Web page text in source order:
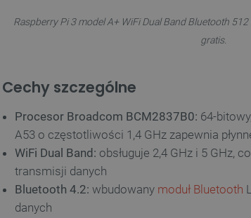
Raspberry Pi 3 model A+ WiFi Dual Band Bluetooth
gratis.
Cechy szczególne
Procesor Broadcom BCM2837B0: 64-
A53 o częstotliwości 1,4 GHz zapewnia
WiFi Dual Band: obsługuje 2,4 GHz i 5 GHz,
transmisji danych
Bluetooth 4.2: wbudowany moduł Bluetooth
danych